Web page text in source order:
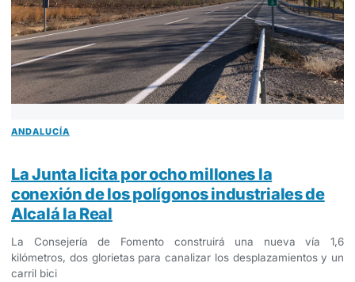
ANDALUCÍA
La Junta licita por ocho millones la
conexión de los polígonos industriales de
Alcalá la Real
La Consejería de Fomento construirá una nueva vía 1,6
kilómetros, dos glorietas para canalizar los desplazamientos y un
carril bici